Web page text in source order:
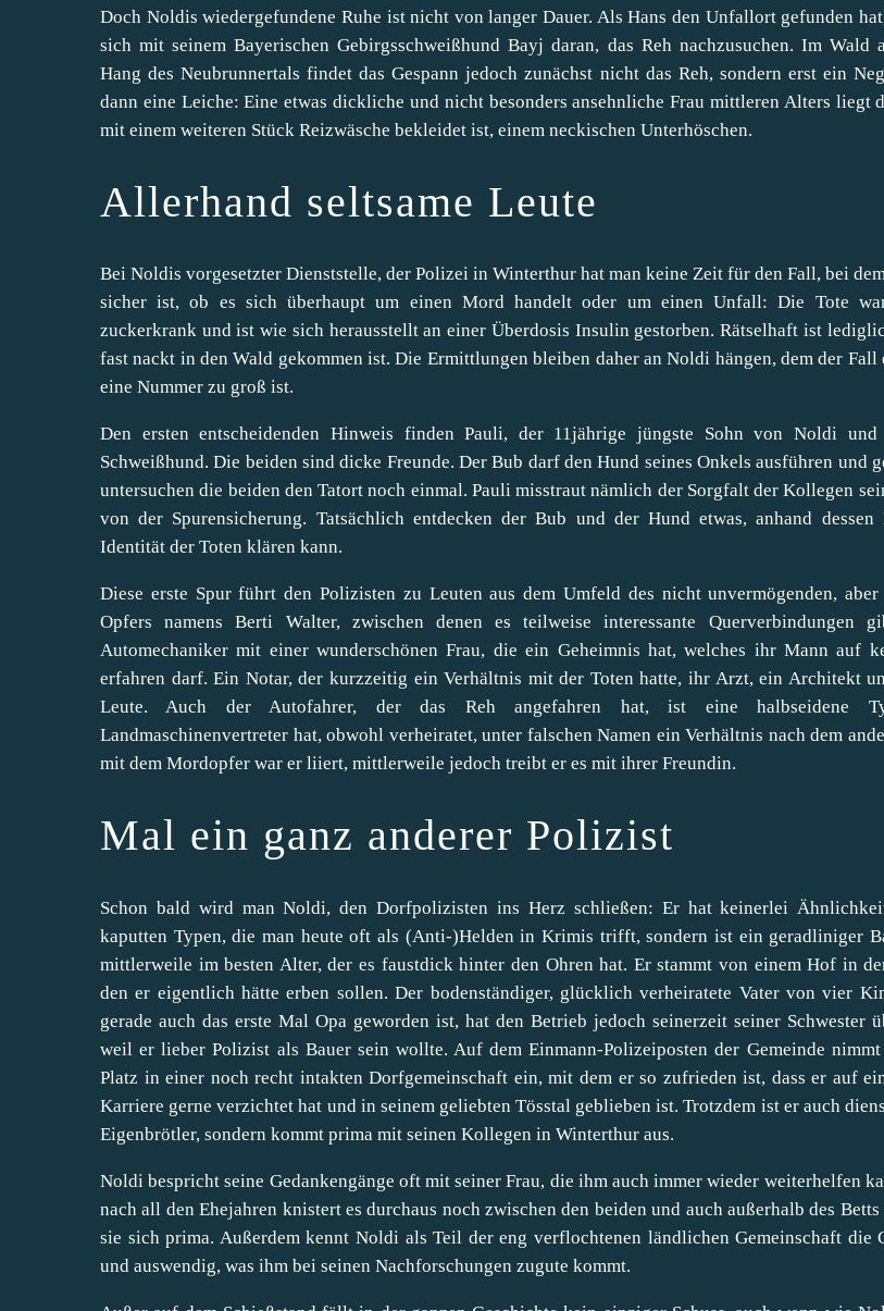
Doch Noldis wiedergefundene Ruhe ist nicht von langer Dauer. Als Hans den Unfallort gefunden
sich mit seinem Bayerischen Gebirgsschweißhund Bayj daran, das Reh nachzusuchen. Im Wald
Hang des Neubrunnertals findet das Gespann jedoch zunächst nicht das Reh, sondern erst ein
dann eine Leiche: Eine etwas dickliche und nicht besonders ansehnliche Frau mittleren Alters liegt
mit einem weiteren Stück Reizwäsche bekleidet ist, einem neckischen Unterhöschen.
Allerhand seltsame Leute
Bei Noldis vorgesetzter Dienststelle, der Polizei in Winterthur hat man keine Zeit für den Fall, bei
sicher ist, ob es sich überhaupt um einen Mord handelt oder um einen Unfall: Die Tote
zuckerkrank und ist wie sich herausstellt an einer Überdosis Insulin gestorben. Rätselhaft ist
fast nackt in den Wald gekommen ist. Die Ermittlungen bleiben daher an Noldi hängen, dem der
eine Nummer zu groß ist.
Den ersten entscheidenden Hinweis finden Pauli, der 11jährige jüngste Sohn von Noldi
Schweißhund. Die beiden sind dicke Freunde. Der Bub darf den Hund seines Onkels ausführen und
untersuchen die beiden den Tatort noch einmal. Pauli misstraut nämlich der Sorgfalt der Kollegen
von der Spurensicherung. Tatsächlich entdecken der Bub und der Hund etwas, anhand
Identität der Toten klären kann.
Diese erste Spur führt den Polizisten zu Leuten aus dem Umfeld des nicht unvermögenden, aber
Opfers namens Berti Walter, zwischen denen es teilweise interessante Querverbindungen
Automechaniker mit einer wunderschönen Frau, die ein Geheimnis hat, welches ihr Mann auf
erfahren darf. Ein Notar, der kurzzeitig ein Verhältnis mit der Toten hatte, ihr Arzt, ein Architekt
Leute. Auch der Autofahrer, der das Reh angefahren hat, ist eine halbseidene
Landmaschinenvertreter hat, obwohl verheiratet, unter falschen Namen ein Verhältnis nach dem
mit dem Mordopfer war er liiert, mittlerweile jedoch treibt er es mit ihrer Freundin.
Mal ein ganz anderer Polizist
Schon bald wird man Noldi, den Dorfpolizisten ins Herz schließen: Er hat keinerlei
kaputten Typen, die man heute oft als (Anti-)Helden in Krimis trifft, sondern ist ein geradliniger
mittlerweile im besten Alter, der es faustdick hinter den Ohren hat. Er stammt von einem Hof in
den er eigentlich hätte erben sollen. Der bodenständiger, glücklich verheiratete Vater von vier
gerade auch das erste Mal Opa geworden ist, hat den Betrieb jedoch seinerzeit seiner Schwester
weil er lieber Polizist als Bauer sein wollte. Auf dem Einmann-Polizeiposten der Gemeinde nimmt
Platz in einer noch recht intakten Dorfgemeinschaft ein, mit dem er so zufrieden ist, dass er auf
Karriere gerne verzichtet hat und in seinem geliebten Tösstal geblieben ist. Trotzdem ist er auch
Eigenbrötler, sondern kommt prima mit seinen Kollegen in Winterthur aus.
Noldi bespricht seine Gedankengänge oft mit seiner Frau, die ihm auch immer wieder weiterhelfen
nach all den Ehejahren knistert es durchaus noch zwischen den beiden und auch außerhalb des Betts
sie sich prima. Außerdem kennt Noldi als Teil der eng verflochtenen ländlichen Gemeinschaft die
und auswendig, was ihm bei seinen Nachforschungen zugute kommt.